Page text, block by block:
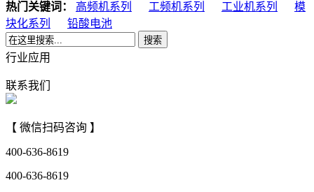
热门关键词： 高频机系列 工频机系列 工业机系列
模
块化系列
铅酸电池
搜索
行业应用
联系我们
【 微信扫码咨询 】
400-636-8619
400-636-8619